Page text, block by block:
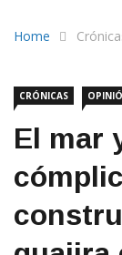
Home
CRÓNICAS
El mar